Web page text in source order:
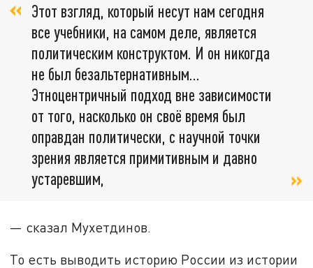
Этот взгляд, который несут нам сегодня
все учебники, на самом деле, является
политическим конструктом. И он никогда
не был безальтернативным…
Этноцентричный подход вне зависимости
от того, насколько он своё время был
оправдан политически, с научной точки
зрения является примитивным и давно
устаревшим,
— сказал Мухетдинов.
То есть выводить историю России из истории